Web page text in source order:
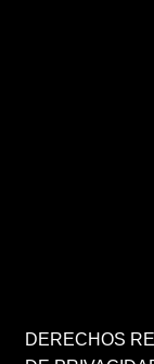
DERECHOS